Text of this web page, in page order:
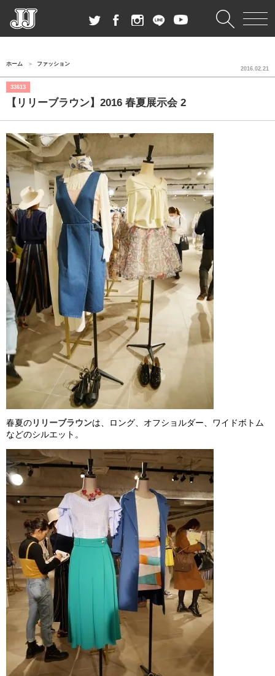
ホーム ファッション
33613
【リリーブラウン】2016 春夏展示会 2
2016.02.21
春夏の リリーブラウンは、ロング、オフショルダー、ワイドボトム
などのシルエット。